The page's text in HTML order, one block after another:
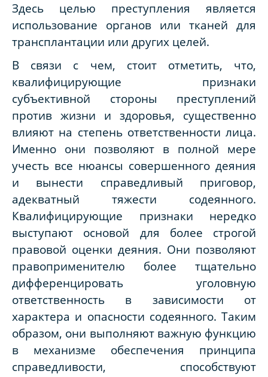
Здесь целью преступления является
использование органов или тканей для
трансплантации или других целей.
В связи с чем, стоит отметить, что,
квалифицирующие признаки
субъективной стороны преступлений
против жизни и здоровья, существенно
влияют на степень ответственности лица.
Именно они позволяют в полной мере
учесть все нюансы совершенного деяния
и вынести справедливый приговор,
адекватный тяжести содеянного.
Квалифицирующие признаки нередко
выступают основой для более строгой
правовой оценки деяния. Они позволяют
правоприменителю более тщательно
дифференцировать уголовную
ответственность в зависимости от
характера и опасности содеянного. Таким
образом, они выполняют важную функцию
в механизме обеспечения принципа
справедливости, способствуют